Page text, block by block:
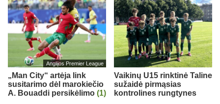
Anglijos Premier League
„Man City“ artėja link
susitarimo dėl marokiečio
A. Bouaddi persikėlimo (1)
Vaikinų U15 rinktinė Taline
sužaidė pirmąsias
kontrolines rungtynes